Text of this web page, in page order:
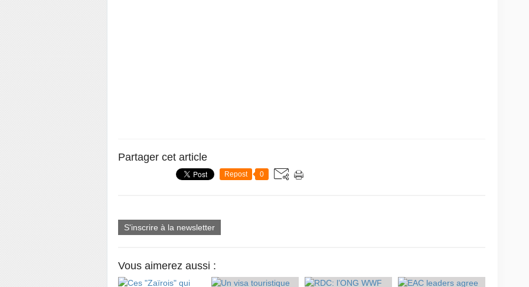
Partager cet article
Repost 0
S'inscrire à la newsletter
Vous aimerez aussi :